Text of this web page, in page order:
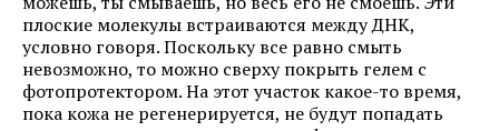
плоские молекулы встраиваются между ДНК,
условно говоря. Поскольку все равно смыть
невозможно, то можно сверху покрыть гелем с
фотопротектором. На этот участок какое-то время,
пока кожа не регенерируется, не будут попадать